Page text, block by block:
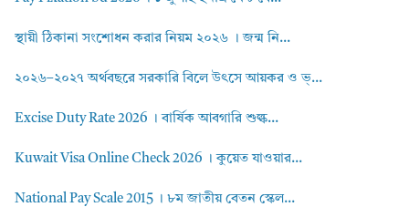
স্থায়ী ঠিকানা সংশোধন করার নিয়ম ২০২৬ । জন্ম নি...
২০২৬–২০২৭ অর্থবছরে সরকারি বিলে উৎসে আয়কর ও ভ্...
Excise Duty Rate 2026 । বার্ষিক আবগারি শুল্ক...
Kuwait Visa Online Check 2026 । কুয়েত যাওয়ার...
National Pay Scale 2015 । ৮ম জাতীয় বেতন স্কেল...